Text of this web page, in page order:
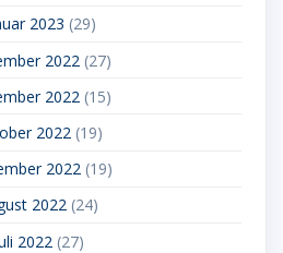
2023 (29)
2022 (27)
2022 (15)
2022 (19)
2022 (19)
2022 (24)
2022 (27)